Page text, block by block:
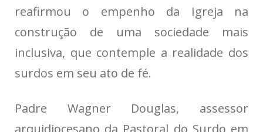
reafirmou o empenho da Igreja na
construção de uma sociedade mais
inclusiva, que contemple a realidade dos
surdos em seu ato de fé.
Padre Wagner Douglas, assessor
arquidiocesano da Pastoral do Surdo em